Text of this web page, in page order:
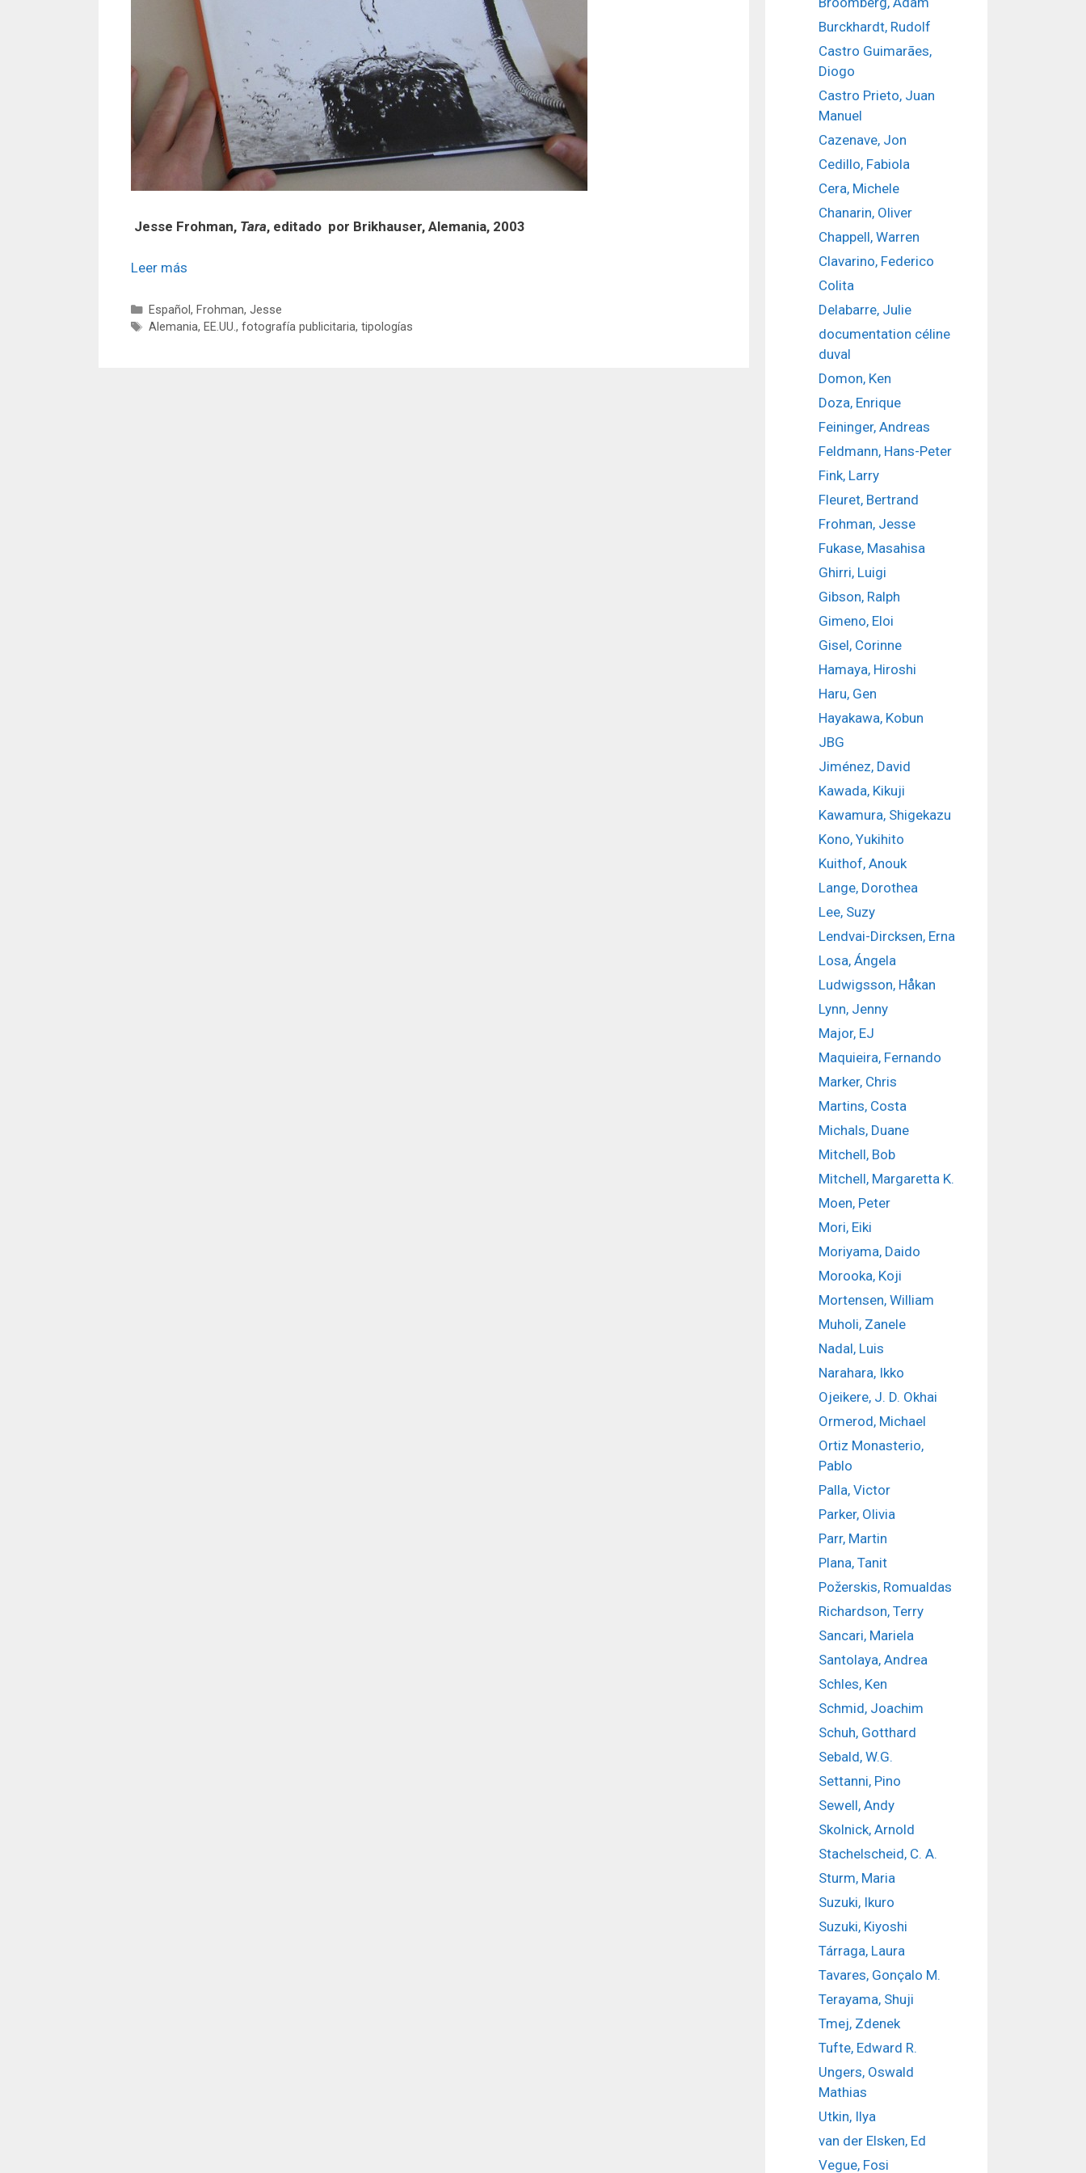
Jesse Frohman, Tara, editado por Brikhauser, Alemania, 2003
Leer más
Categorías
Español , Frohman, Jesse
Etiquetas
Alemania, EE.UU., fotografía publicitaria, tipologías
Burckhardt, Rudolf
Castro Guimarães,
Diogo
Castro Prieto, Juan
Manuel
Cazenave, Jon
Cedillo, Fabiola
Cera, Michele
Chanarin, Oliver
Chappell, Warren
Clavarino, Federico
Colita
Delabarre, Julie
documentation céline
duval
Domon, Ken
Doza, Enrique
Feininger, Andreas
Feldmann, Hans-Peter
Fink, Larry
Fleuret, Bertrand
Frohman, Jesse
Fukase, Masahisa
Ghirri, Luigi
Gibson, Ralph
Gimeno, Eloi
Gisel, Corinne
Hamaya, Hiroshi
Haru, Gen
Hayakawa, Kobun
JBG
Jiménez, David
Kawada, Kikuji
Kawamura, Shigekazu
Kono, Yukihito
Kuithof, Anouk
Lange, Dorothea
Lee, Suzy
Lendvai-Dircksen, Erna
Losa, Ángela
Ludwigsson, Håkan
Lynn, Jenny
Major, EJ
Maquieira, Fernando
Marker, Chris
Martins, Costa
Michals, Duane
Mitchell, Bob
Mitchell, Margaretta K.
Moen, Peter
Mori, Eiki
Moriyama, Daido
Morooka, Koji
Mortensen, William
Muholi, Zanele
Nadal, Luis
Narahara, Ikko
Ojeikere, J. D. Okhai
Ormerod, Michael
Ortiz Monasterio,
Pablo
Palla, Victor
Parker, Olivia
Parr, Martin
Plana, Tanit
Požerskis, Romualdas
Richardson, Terry
Sancari, Mariela
Santolaya, Andrea
Schles, Ken
Schmid, Joachim
Schuh, Gotthard
Sebald, W.G.
Settanni, Pino
Sewell, Andy
Skolnick, Arnold
Stachelscheid, C. A.
Sturm, Maria
Suzuki, Ikuro
Suzuki, Kiyoshi
Tárraga, Laura
Tavares, Gonçalo M.
Terayama, Shuji
Tmej, Zdenek
Tufte, Edward R.
Ungers, Oswald
Mathias
Utkin, Ilya
van der Elsken, Ed
Vegue, Fosi